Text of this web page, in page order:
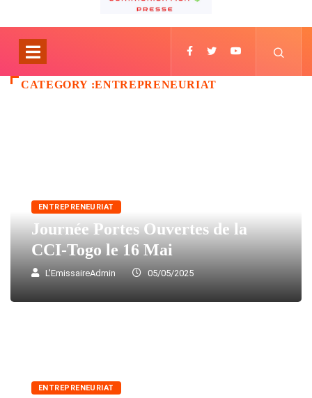
CATEGORY :ENTREPRENEURIAT
ENTREPRENEURIAT
Journée Portes Ouvertes de la
CCI-Togo le 16 Mai
L'EmissaireAdmin 05/05/2025
ENTREPRENEURIAT